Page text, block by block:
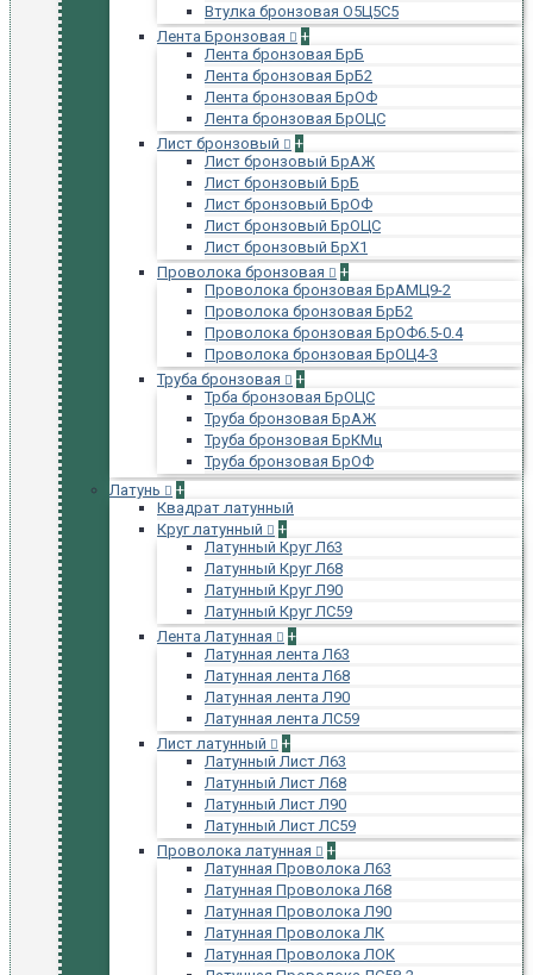
Втулка бронзовая О5Ц5С5
Лента Бронзовая
+
Лента бронзовая БрБ
Лента бронзовая БрБ2
Лента бронзовая БрОФ
Лента бронзовая БрОЦС
Лист бронзовый
+
Лист бронзовый БрАЖ
Лист бронзовый БрБ
Лист бронзовый БрОФ
Лист бронзовый БрОЦС
Лист бронзовый БрХ1
Проволока бронзовая
+
Проволока бронзовая БрАМЦ9-2
Проволока бронзовая БрБ2
Проволока бронзовая БрОФ6.5-0.4
Проволока бронзовая БрОЦ4-3
Труба бронзовая
+
Трба бронзовая БрОЦС
Труба бронзовая БрАЖ
Труба бронзовая БрКМц
Труба бронзовая БрОФ
Латунь
+
Квадрат латунный
Круг латунный
+
Латунный Круг Л63
Латунный Круг Л68
Латунный Круг Л90
Латунный Круг ЛС59
Лента Латунная
+
Латунная лента Л63
Латунная лента Л68
Латунная лента Л90
Латунная лента ЛС59
Лист латунный
+
Латунный Лист Л63
Латунный Лист Л68
Латунный Лист Л90
Латунный Лист ЛС59
Проволока латунная
+
Латунная Проволока Л63
Латунная Проволока Л68
Латунная Проволока Л90
Латунная Проволока ЛК
Латунная Проволока ЛОК